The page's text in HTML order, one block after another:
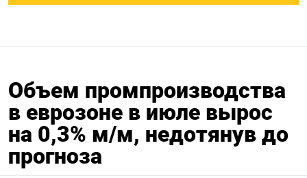
Объем промпроизводства
в еврозоне в июле вырос
на 0,3% м/м, недотянув до
прогноза